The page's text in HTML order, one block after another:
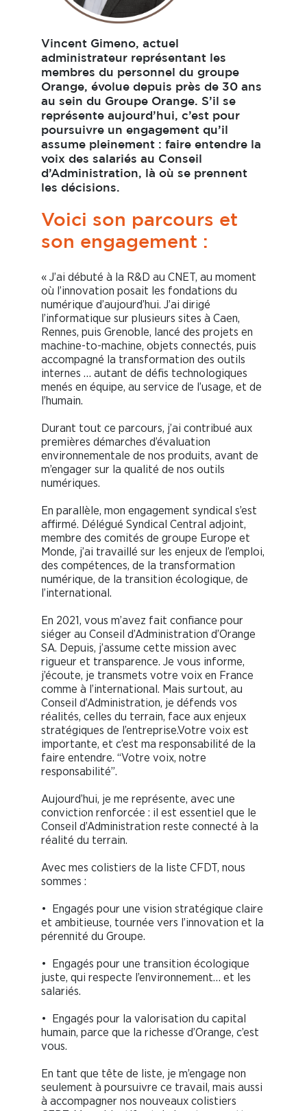
Vincent Gimeno, actuel
administrateur représentant les
membres du personnel du groupe
Orange, évolue depuis près de 30 ans
au sein du Groupe Orange. S’il se
représente aujourd’hui, c’est pour
poursuivre un engagement qu’il
assume pleinement : faire entendre la
voix des salariés au Conseil
d’Administration, là où se prennent
les décisions.
Voici son parcours et
son engagement :
« J’ai débuté à la R&D au CNET, au moment
où l’innovation posait les fondations du
numérique d’aujourd’hui. J’ai dirigé
l’informatique sur plusieurs sites à Caen,
Rennes, puis Grenoble, lancé des projets en
machine-to-machine, objets connectés, puis
accompagné la transformation des outils
internes … autant de défis technologiques
menés en équipe, au service de l’usage, et de
l’humain.
Durant tout ce parcours, j’ai contribué aux
premières démarches d’évaluation
environnementale de nos produits, avant de
m’engager sur la qualité de nos outils
numériques.
En parallèle, mon engagement syndical s’est
affirmé. Délégué Syndical Central adjoint,
membre des comités de groupe Europe et
Monde, j’ai travaillé sur les enjeux de l’emploi,
des compétences, de la transformation
numérique, de la transition écologique, de
l’international.
En 2021, vous m’avez fait confiance pour
siéger au Conseil d’Administration d’Orange
SA. Depuis, j’assume cette mission avec
rigueur et transparence. Je vous informe,
j’écoute, je transmets votre voix en France
comme à l’international. Mais surtout, au
Conseil d’Administration, je défends vos
réalités, celles du terrain, face aux enjeux
stratégiques de l’entreprise.Votre voix est
importante, et c’est ma responsabilité de la
faire entendre. “Votre voix, notre
responsabilité”.
Aujourd’hui, je me représente, avec une
conviction renforcée : il est essentiel que le
Conseil d’Administration reste connecté à la
réalité du terrain.
Avec mes colistiers de la liste CFDT, nous
sommes :
•⁠ ⁠Engagés pour une vision stratégique claire
et ambitieuse, tournée vers l’innovation et la
pérennité du Groupe.
•⁠ ⁠Engagés pour une transition écologique
juste, qui respecte l’environnement… et les
salariés.
•⁠ ⁠Engagés pour la valorisation du capital
humain, parce que la richesse d’Orange, c’est
vous.
En tant que tête de liste, je m’engage non
seulement à poursuivre ce travail, mais aussi
à accompagner nos nouveaux colistiers